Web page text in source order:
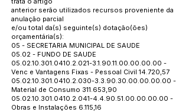
anterior serão utilizados recursos proveniente da
anulação parcial
e/ou total da(s) seguinte(s) dotação(ões)
orçamentária(s):
05 - SECRETARIA MUNICIPAL DE SAUDE
05.02 - FUNDO DE SAUDE
05.02.10.301.0410.2.021-3.1.90.11.00.00.00.00 -
Venc e Vantagens Fixas - Pessoal Civil 14.720,57
05.02.10.301.0410.2.030-3.3.90.30.00.00.00.00 -
Material de Consumo 311.653,90
05.02.10.301.0410.2.041-4.4.90.51.00.00.00.00 -
Obras e Instalações 6.115,16